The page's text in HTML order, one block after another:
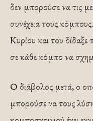
δεν μπορούσε να τις
συνέχεια τους
Κυρίου και του
σε κάθε κόμπο να
Ο διάβολος μετά, ο
μπορούσε να τους